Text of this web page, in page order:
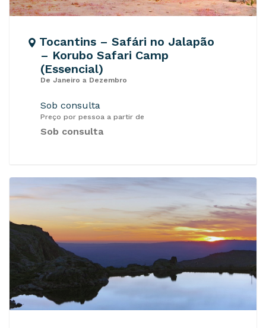
Tocantins – Safári no Jalapão
– Korubo Safari Camp
(Essencial)
De Janeiro a Dezembro
Sob consulta
Preço por pessoa a partir de
Sob consulta